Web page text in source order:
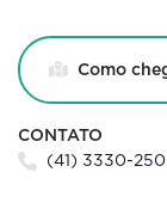
Como
CONTATO
(41) 3330-